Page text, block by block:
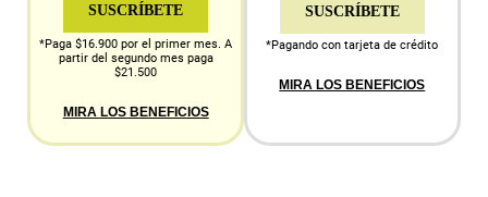
SUSCRÍBETE
*Paga $16.900 por el primer mes. A
partir del segundo mes paga
$21.500
MIRA LOS BENEFICIOS
SUSCRÍBETE
*Pagando con tarjeta de crédito
MIRA LOS BENEFICIOS